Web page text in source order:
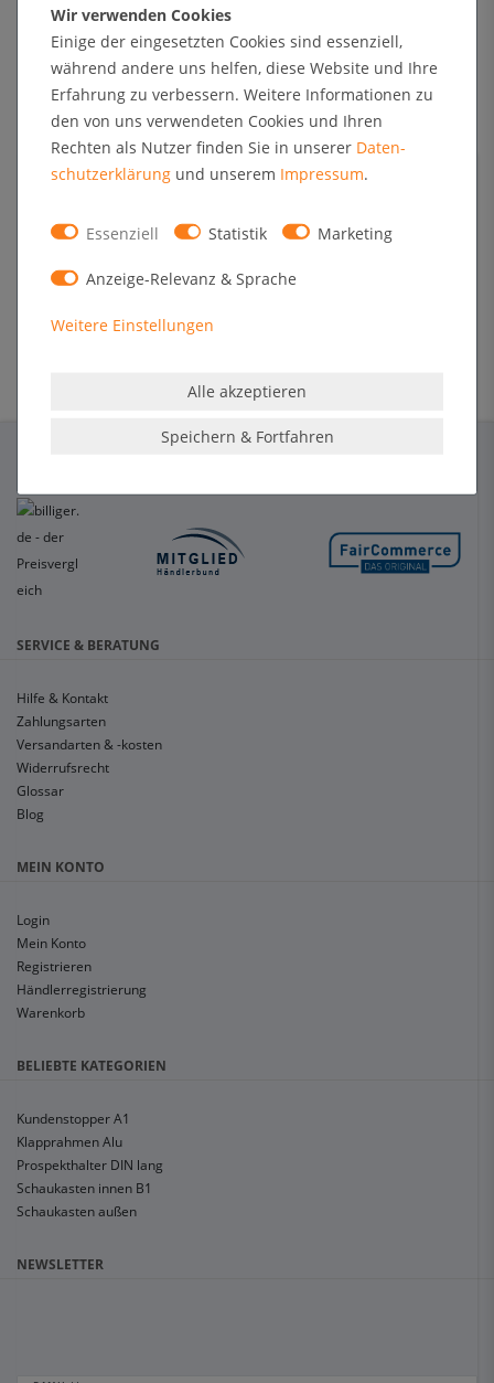
Technische Daten
Kundenrezensionen
Angaben zur Produktsicherheit
Material
Kunststoff/PVC wetterfest
Ausführung
Plakat, Aufkleber oder Fahne
SERVICE & BERATUNG
Hilfe & Kontakt
Zahlungsarten
Versandarten & -kosten
Widerrufsrecht
Glossar
Blog
MEIN KONTO
Login
Mein Konto
Registrieren
Händlerregistrierung
Warenkorb
BELIEBTE KATEGORIEN
Kundenstopper A1
Klapprahmen Alu
Prospekthalter DIN lang
Schaukasten innen B1
Schaukasten außen
NEWSLETTER
Wir verwenden Cookies
Einige der eingesetzten Cookies sind essenziell,
während andere uns helfen, diese Website und Ihre
Erfahrung zu verbessern. Weitere Informationen zu
den von uns verwendeten Cookies und Ihren
Rechten als Nutzer finden Sie in unserer Daten­
schutz­erklärung und unserem Impressum.
Essenziell Statistik Marketing
Anzeige-Relevanz & Sprache
Weitere Einstellungen
Alle akzeptieren
Speichern & Fortfahren